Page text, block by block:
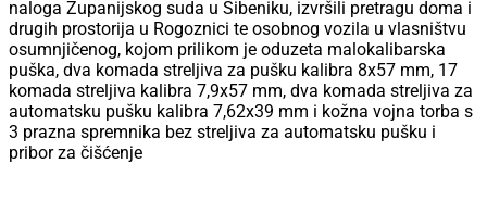
naloga Županijskog suda u Šibeniku, izvršili pretragu doma i
drugih prostorija u Rogoznici te osobnog vozila u vlasništvu
osumnjičenog, kojom prilikom je oduzeta malokalibarska
puška, dva komada streljiva za pušku kalibra 8x57 mm, 17
komada streljiva kalibra 7,9x57 mm, dva komada streljiva za
automatsku pušku kalibra 7,62x39 mm i kožna vojna torba s
3 prazna spremnika bez streljiva za automatsku pušku i
pribor za čišćenje